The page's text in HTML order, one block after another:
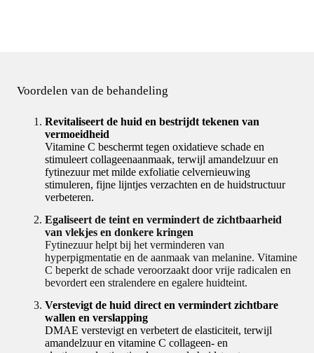
Voordelen van de behandeling
Revitaliseert de huid en bestrijdt tekenen van
vermoeidheid
Vitamine C beschermt tegen oxidatieve schade en
stimuleert collageenaanmaak, terwijl amandelzuur en
fytinezuur met milde exfoliatie celvernieuwing
stimuleren, fijne lijntjes verzachten en de huidstructuur
verbeteren.
Egaliseert de teint en vermindert de zichtbaarheid
van vlekjes en donkere kringen
Fytinezuur helpt bij het verminderen van
hyperpigmentatie en de aanmaak van melanine. Vitamine
C beperkt de schade veroorzaakt door vrije radicalen en
bevordert een stralendere en egalere huidteint.
Verstevigt de huid direct en vermindert zichtbare
wallen en verslapping
DMAE verstevigt en verbetert de elasticiteit, terwijl
amandelzuur en vitamine C collageen- en